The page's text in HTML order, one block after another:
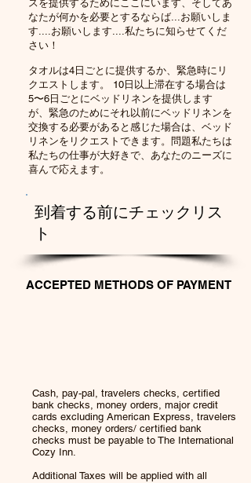
スを提供するためにここにいます、そしてあ
なたが何かを必要とするならば...お願いしま
す....お願いします....私たちに知らせてくだ
さい！
タオルは4日ごとに提供するか、緊急時にリ
クエストします。 10日以上滞在する場合は
5〜6日ごとにベッドリネンを提供します
が、緊急のためにそれ以前にベッドリネンを
交換する必要があると感じた場合は、ベッド
リネンをリクエストできます。問題私たちは
私たちの仕事が大好きで、あなたのニーズに
喜んで応えます。
到着する前にチェックリス
ト
ACCEPTED METHODS OF PAYMENT
Cash, pay-pal, travelers checks, certified
bank checks, money orders, major credit
cards excluding American Express, travelers
checks, money orders/ certified bank
checks must be payable to The International
Cozy Inn.
Additional Taxes will be applied with all